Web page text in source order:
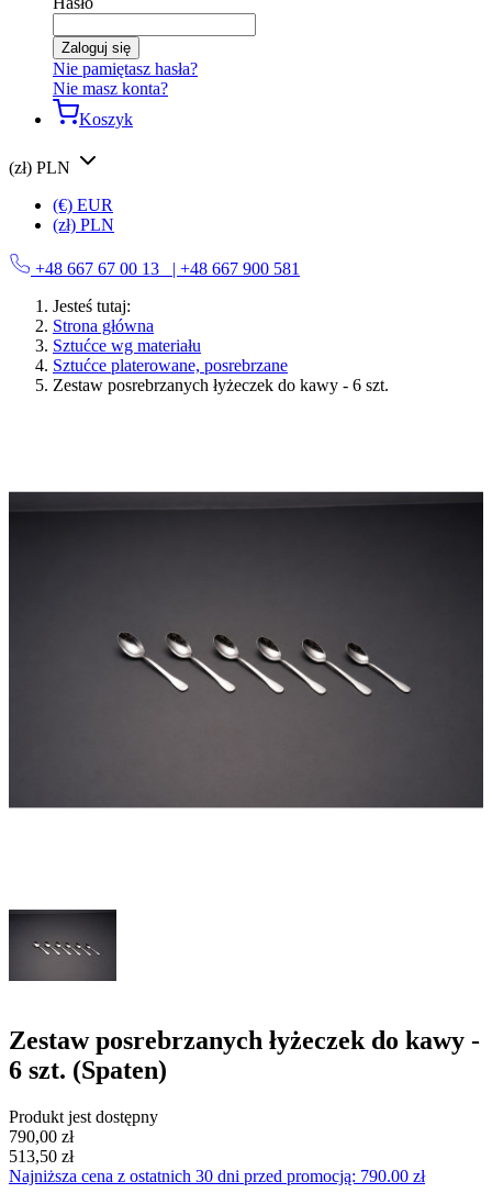
Zaloguj się
Nie pamiętasz hasła?
Nie masz konta?
Koszyk
(zł) PLN
(€) EUR
(zł) PLN
+48 667 67 00 13
| +48 667 900 581
Jesteś tutaj:
Strona główna
Sztućce wg materiału
Sztućce platerowane, posrebrzane
Zestaw posrebrzanych łyżeczek do kawy - 6 szt.
Zestaw posrebrzanych łyżeczek do kawy -
6 szt. (Spaten)
Produkt jest dostępny
790,00 zł
513,50 zł
Najniższa cena z ostatnich 30 dni przed promocją: 790.00 zł